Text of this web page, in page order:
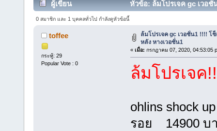
ผู้เขียน หัวข้อ: ล้มโปรเจค gc เวอ
0 สมาชิก และ 1 บุคคลทั่วไป กำลังดูหัวข้อนี้
toffee
กระทู้: 29
Popular Vote : 0
ล้มโปรเจค gc เวอชั่น1 !!!! โ
หลัง หางเวอชั่น1
« เมื่อ: กรกฎาคม 07, 2020, 04:53:05
ล้มโปรเจค
ohlins shock
รอย 14900 บ